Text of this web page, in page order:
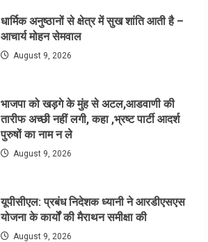
धार्मिक अनुष्ठानों से क्षेत्र में सुख शांति आती है –
आचार्य मोहन सेमवाल
August 9, 2026
भाजपा को खड़गे के मुंह से अटल,आडवाणी की
तारीफ अच्छी नहीं लगी, कहा ,भ्रष्ट पार्टी आदर्श
पुरुषों का नाम न ले
August 9, 2026
यूपीसीएल: प्रबंध निदेशक ध्यानी ने आरडीएसएस
योजना के कार्यों की मैराथन समीक्षा की
August 9, 2026